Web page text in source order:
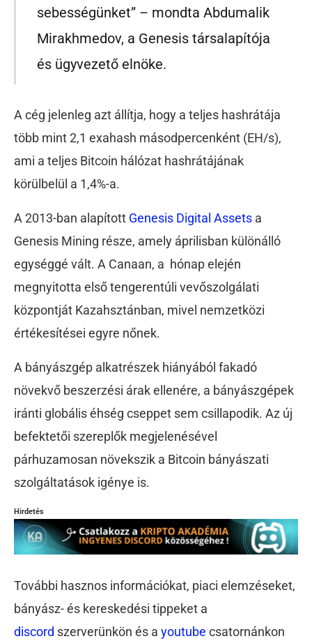
sebességünket” – mondta Abdumalik
Mirakhmedov, a Genesis társalapítója
és ügyvezető elnöke.
A cég jelenleg azt állítja, hogy a teljes hashrátája
több mint 2,1 exahash másodpercenként (EH/s),
ami a teljes Bitcoin hálózat hashrátájának
körülbelül a 1,4%-a.
A 2013-ban alapított Genesis Digital Assets a
Genesis Mining része, amely áprilisban különálló
egységgé vált. A Canaan, a hónap elején
megnyitotta első tengerentúli vevőszolgálati
központját Kazahsztánban, mivel nemzetközi
értékesítései egyre nőnek.
A bányászgép alkatrészek hiányából fakadó
növekvő beszerzési árak ellenére, a bányászgépek
iránti globális éhség cseppet sem csillapodik. Az új
befektetői szereplők megjelenésével
párhuzamosan növekszik a Bitcoin bányászati
szolgáltatások igénye is.
Hirdetés
További hasznos információkat, piaci elemzéseket,
bányász- és kereskedési tippeket a
discord szerverünkön és a youtube csatornánkon